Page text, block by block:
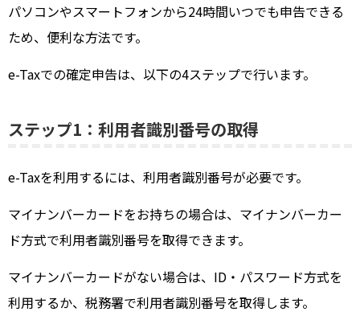
パソコンやスマートフォンから24時間いつでも申告できる
ため、便利な方法です。
e-Taxでの確定申告は、以下の4ステップで行います。
ステップ1：利用者識別番号の取得
e-Taxを利用するには、利用者識別番号が必要です。
マイナンバーカードをお持ちの場合は、マイナンバーカー
ド方式で利用者識別番号を取得できます。
マイナンバーカードがない場合は、ID・パスワード方式を
利用するか、税務署で利用者識別番号を取得します。